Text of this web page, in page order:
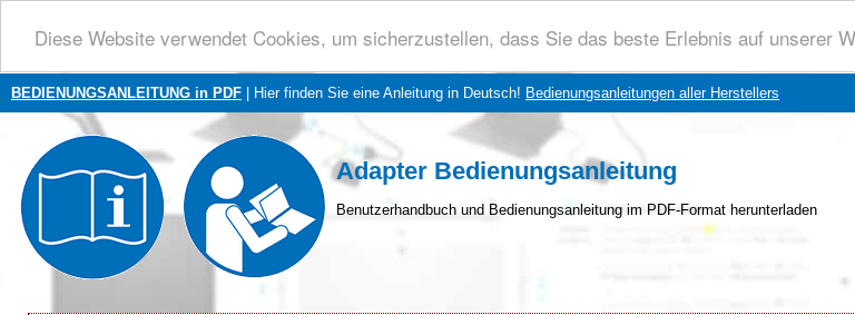
Diese Website verwendet Cookies, um sicherzustellen, dass Sie das beste Erlebnis auf unserer
BEDIENUNGSANLEITUNG in PDF | Hier finden Sie eine Anleitung in Deutsch! Bedienungsanleitungen aller Herstellers
Adapter Bedienungsanleitung
Benutzerhandbuch und Bedienungsanleitung im PDF-Format herunterladen